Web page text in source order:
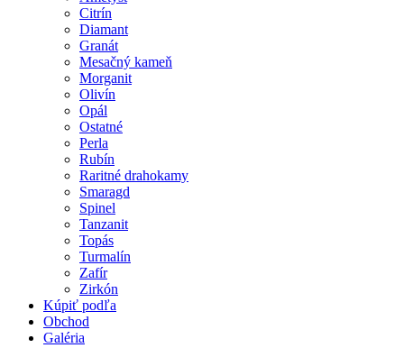
Citrín
Diamant
Granát
Mesačný kameň
Morganit
Olivín
Opál
Ostatné
Perla
Rubín
Raritné drahokamy
Smaragd
Spinel
Tanzanit
Topás
Turmalín
Zafír
Zirkón
Kúpiť podľa
Obchod
Galéria